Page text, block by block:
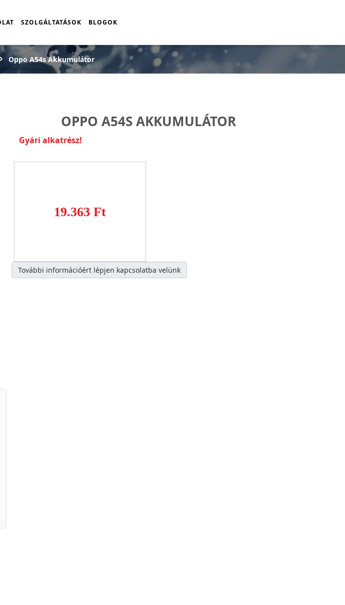
SZOLGÁLTATÁSOK BLOGOK
Oppo A54s Akkumulátor
OPPO A54S AKKUMULÁTOR
Gyári alkatrész!
19.363 Ft
További információért lépjen kapcsolatba velünk